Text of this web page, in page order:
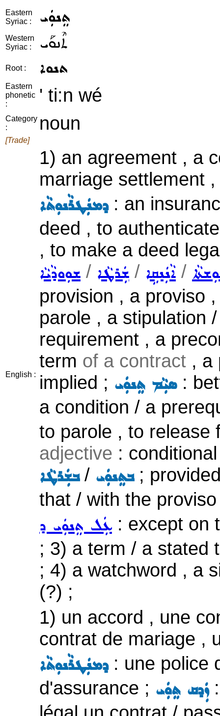
Eastern
Syriac :
ܬܸܢܘܲܝ
Western
Syriac :
ܬܶܢܘܰܝ
Root : ܬܢܘܐ
Eastern
phonetic
:
' ti:n wé
Category
:
noun
[Trade]
English :
1) an agreement , a
marriage settlement
ܕܡܢܲܛܪܵܢܘܼܬܵܐ: an
deed , to
, to make a deed
ܫܘܼܘܕܵܝܵܐ / ܫܲܪܛܵܐ / ܐܵܢܲܢܩܹܐ /
provision , a proviso
parole , a stipulation
requirement , a
term of a contract , a
implied ; ܣܝܼܵܡ ܬܸܢܘܲܝ:
a condition / a
to parole , to release
adjective :
ܒܫܲܪܛܵܐ/ ܒܬܸܢܘܲܝ;
that / with the
ܥܲܠ ܬܸܢܘܲܝ ܕ : except on
; 3) a term / a stated
; 4) a watchword , a
(?) ;
1) un accord , une
contrat de mariage ,
ܕܡܢܲܛܪܵܢܘܼܬܵܐ: une police
d'assurance ; ܙܲܕܩ ܬܸܘܲܝ: